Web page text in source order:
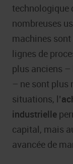
technologique
nombreuses
machines
lignes de
plus anciens
– ne sont plus
situations, l’
industrielle
capital, mais
avancée de